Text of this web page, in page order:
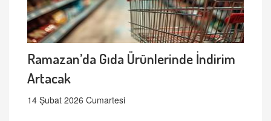
Ramazan’da Gıda Ürünlerinde İndirim
Artacak
14 Şubat 2026 Cumartesi